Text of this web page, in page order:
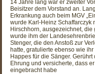
14 Jahre lang war er zweiter
Beisitzer dem Vorstand an.
Erkrankung auch beim MGV
wurde Karl-Heinz Schaffarczyk
Hirschhorn, ausgezeichnet,
wurde ihm der
Stenger, die den Anstoß zur
hatte, gratulierte ebenso wie
Happes für die Sänger.
Ehrung und versicherte, dass
eingebracht habe